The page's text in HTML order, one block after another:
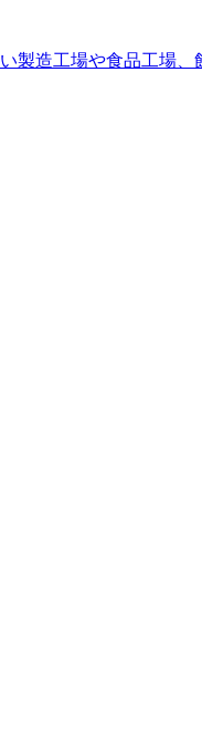
製造工場や食品工場